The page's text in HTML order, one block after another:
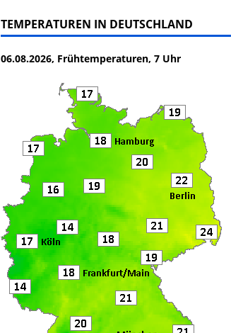
TEMPERATUREN IN DEUTSCHLAND
06.08.2026, Frühtemperaturen, 7 Uhr